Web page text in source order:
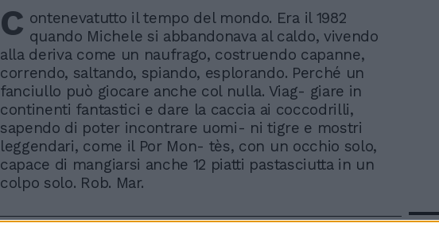
C ontenevatutto il tempo del mondo. Era il 1982
quando Michele si abbandonava al caldo, vivendo
alla deriva come un naufrago, costruendo capanne,
correndo, saltando, spiando, esplorando. Perché un
fanciullo può giocare anche col nulla. Viag- giare in
continenti fantastici e dare la caccia ai coccodrilli,
sapendo di poter incontrare uomi- ni tigre e mostri
leggendari, come il Por Mon- tès, con un occhio solo,
capace di mangiarsi anche 12 piatti pastasciutta in un
colpo solo. Rob. Mar.
In